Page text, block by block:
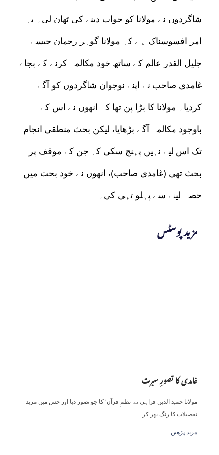
مزید پوسٹس
غامدی کا تصورِ سیرت
مولانا حمید الدین فراہی نے ’نظمِ قرآن‘ کا جو تصور دیا اور جس میں مزید
تفصیلات کا رنگ بھر کر
.. مزید پڑھیں
شاگردوں نے مولانا کو جواب دینے کی ٹھان لی۔ یہ
امر افسوسناک ہے کہ مولانا گوہر رحمان جیسے
جلیل القدر عالم کے ساتھ خود مکالمہ کرنے کے بجاے
غامدی صاحب نے اپنے نوجوان شاگردوں کو آگے
کردیا۔ مولانا کا بڑا پن تھا کہ انھوں نے اس کے
باوجود مکالمہ آگے بڑھایا، لیکن بحث منطقی انجام
تک اس لیے نہیں پہنچ سکی کہ جن کے موقف پر
بحث تھی (غامدی صاحب)، انھوں نے خود بحث میں
حصہ لینے سے پہلو تہی کی۔